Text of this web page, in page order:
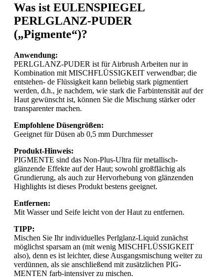
Was ist EULENSPIEGEL
PERLGLANZ-PUDER
(„Pigmente“)?
Anwendung:
PERLGLANZ-PUDER ist für Airbrush Arbeiten nur in
Kombination mit MISCHFLÜSSIGKEIT verwendbar; die
entstehen- de Flüssigkeit kann beliebig stark pigmentiert
werden, d.h., je nachdem, wie stark die Farbintensität auf der
Haut gewünscht ist, können Sie die Mischung stärker oder
transparenter machen.
Empfohlene Düsengrößen:
Geeignet für Düsen ab 0,5 mm Durchmesser
Produkt-Hinweis:
PIGMENTE sind das Non-Plus-Ultra für metallisch-
glänzende Effekte auf der Haut; sowohl großflächig als
Grundierung, als auch zur Hervorhebung von glänzenden
Highlights ist dieses Produkt bestens geeignet.
Entfernen:
Mit Wasser und Seife leicht von der Haut zu entfernen.
TIPP:
Mischen Sie Ihr individuelles Perlglanz-Liquid zunächst
möglichst sparsam an (mit wenig MISCHFLÜSSIGKEIT
also), denn es ist leichter, diese Ausgangsmischung weiter zu
verdünnen, als sie anschließend mit zusätzlichen PIG-
MENTEN farb-intensiver zu mischen.